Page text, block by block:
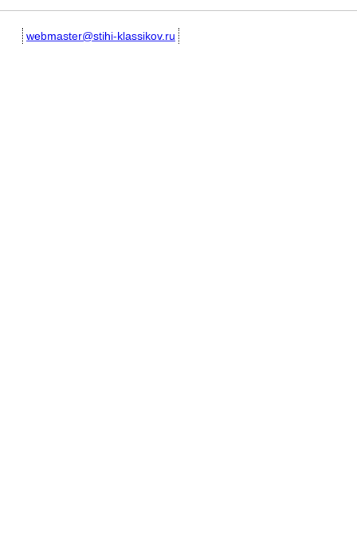
webmaster@stihi-klassikov.ru